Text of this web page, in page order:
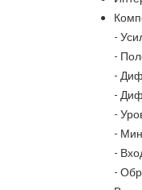
-
-
-
-
-
-
-
-